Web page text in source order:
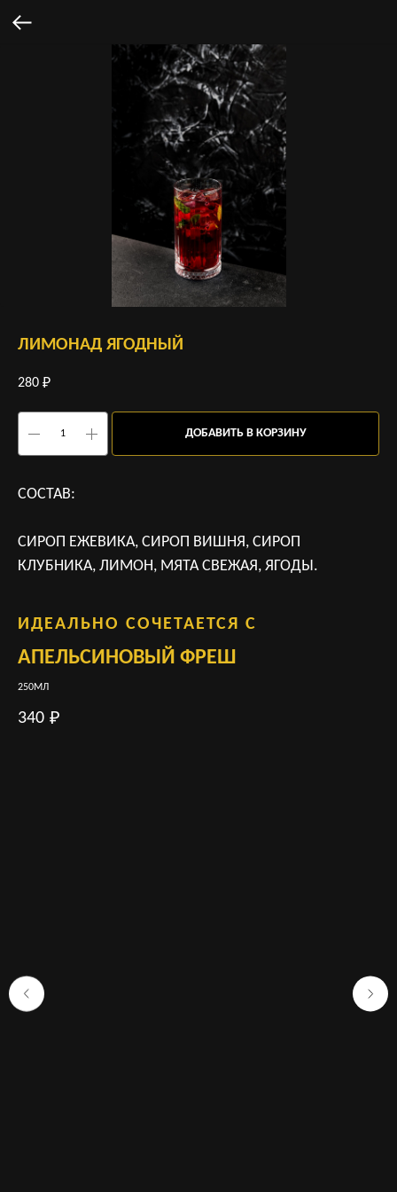
ЛИМОНАД ЯГОДНЫЙ
280 ₽
ДОБАВИТЬ В КОРЗИНУ
СОСТАВ:
СИРОП ЕЖЕВИКА, СИРОП ВИШНЯ, СИРОП
КЛУБНИКА, ЛИМОН, МЯТА СВЕЖАЯ, ЯГОДЫ.
ИДЕАЛЬНО СОЧЕТАЕТСЯ С
АПЕЛЬСИНОВЫЙ ФРЕШ
250МЛ
340 ₽